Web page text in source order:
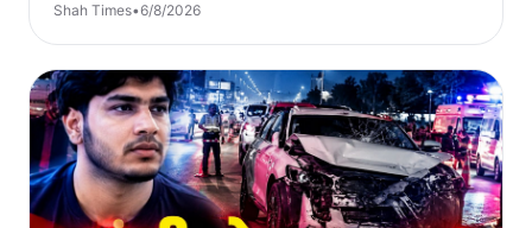
Shah Times•6/8/2026